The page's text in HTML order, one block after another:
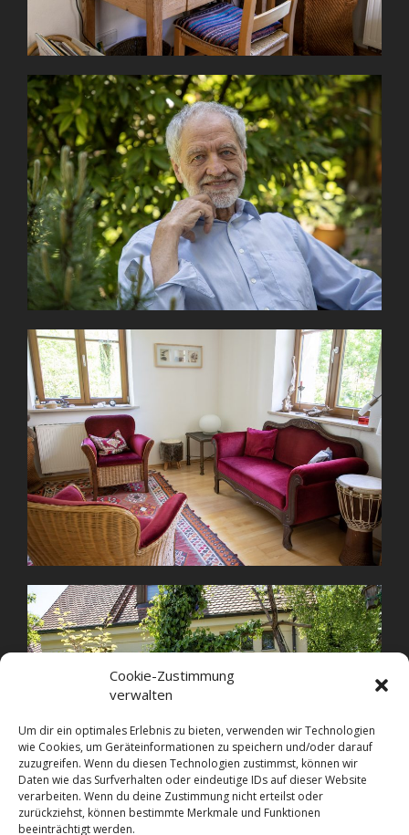
Cookie-Zustimmung
verwalten
Um dir ein optimales Erlebnis zu bieten, verwenden wir Technologien
wie Cookies, um Geräteinformationen zu speichern und/oder darauf
zuzugreifen. Wenn du diesen Technologien zustimmst, können wir
Daten wie das Surfverhalten oder eindeutige IDs auf dieser Website
verarbeiten. Wenn du deine Zustimmung nicht erteilst oder
zurückziehst, können bestimmte Merkmale und Funktionen
beeinträchtigt werden.